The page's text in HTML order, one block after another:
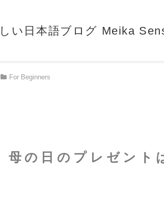
い日本語ブログ Meika
For Beginners
母の日のプレゼン